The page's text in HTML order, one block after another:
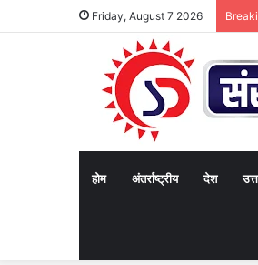
Friday, August 7 2026
होम अंतर्राष्ट्रीय देश